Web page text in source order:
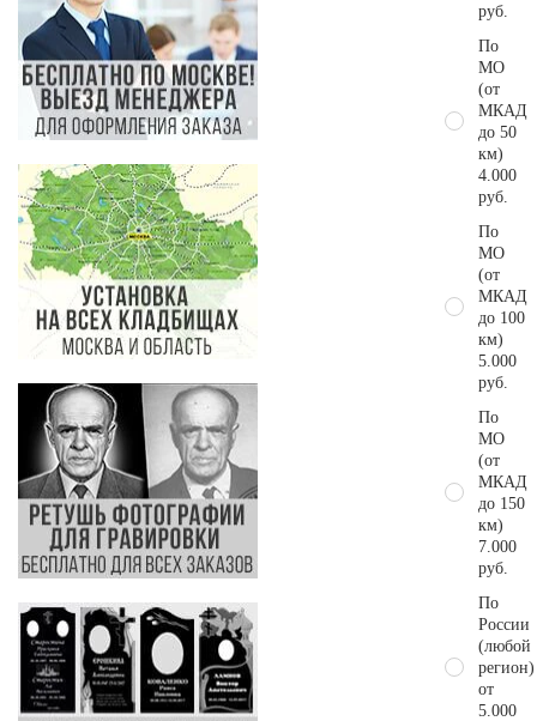
руб.
По
МО
(от
МКАД
до 50
км)
4.000
руб.
По
МО
(от
МКАД
до 100
км)
5.000
руб.
По
МО
(от
МКАД
до 150
км)
7.000
руб.
По
России
(любой
регион)
от
5.000